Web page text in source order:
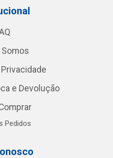
Somos
e Devolução
Pedidos